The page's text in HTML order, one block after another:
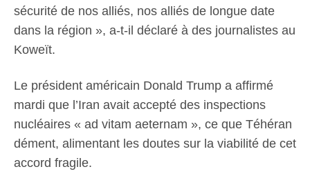
sécurité de nos alliés, nos alliés de longue date
dans la région », a-t-il déclaré à des journalistes au
Koweït.
Le président américain Donald Trump a affirmé
mardi que l’Iran avait accepté des inspections
nucléaires « ad vitam aeternam », ce que Téhéran
dément, alimentant les doutes sur la viabilité de cet
accord fragile.